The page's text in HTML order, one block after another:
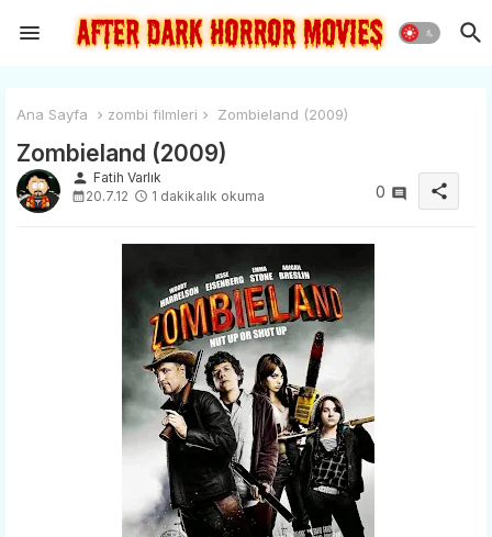
Ana Sayfa zombi filmleri Zombieland (2009)
Zombieland (2009)
person Fatih Varlık
20.7.12
1 dakikalık okuma 0 share